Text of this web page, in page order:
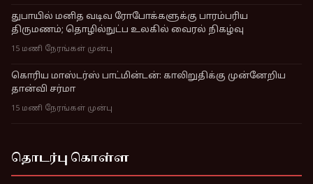
துபாயில் மனித வடிவ ரோபோக்களுக்கு பாரம்பரிய
திருமணம்; தொழில்நுட்ப உலகில் வைரல் நிகழ்வு
15 மணி நேரங்கள் முன்பு
கொரிய மாஸ்டர்ஸ் பாட்மின்டன்: காலிறுதிக்கு முன்னேறிய
தான்வி சர்மா
15 மணி நேரங்கள் முன்பு
தொடர்பு கொள்ள